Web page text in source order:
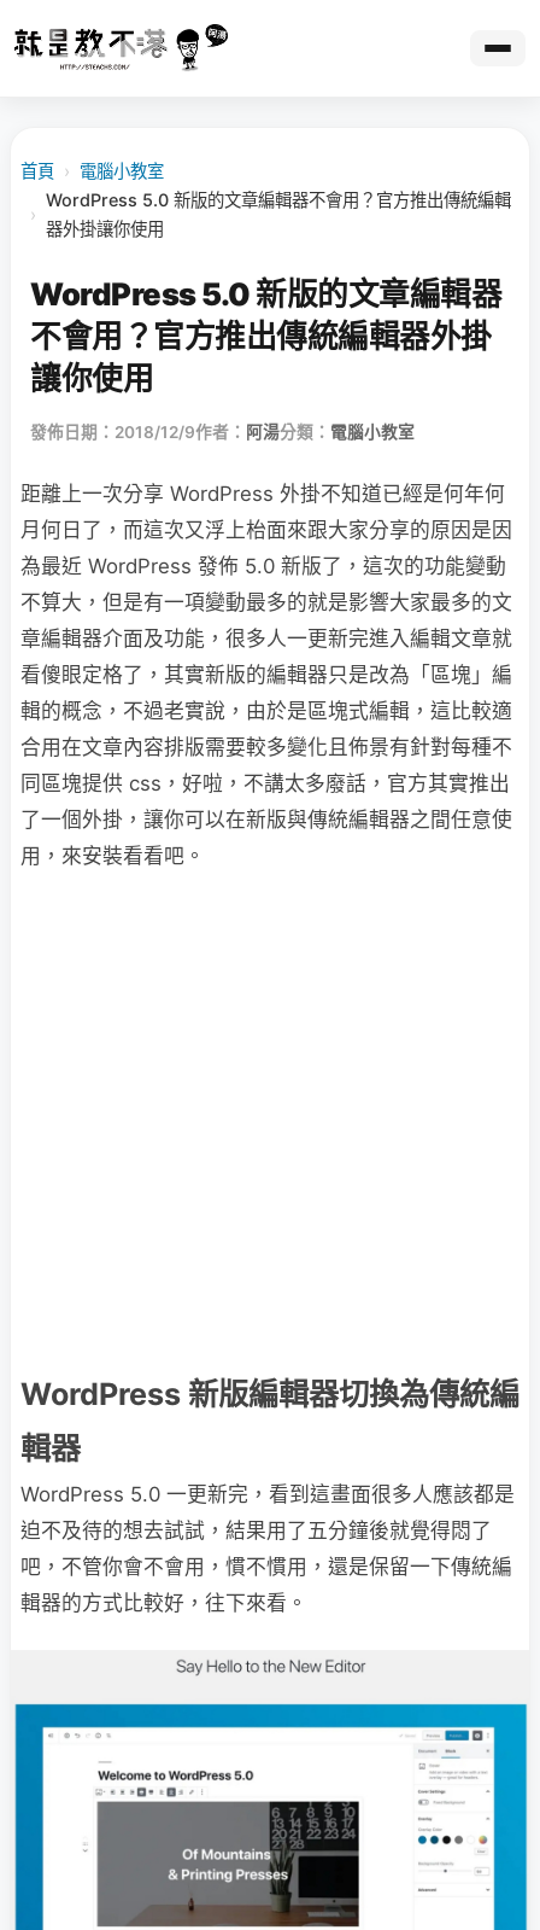
首頁 › 電腦小教室
›
WordPress 5.0 新版的文章編輯器不會用？官方推出傳統編輯
器外掛讓你使用
WordPress 5.0 新版的文章編輯器
不會用？官方推出傳統編輯器外掛
讓你使用
發佈日期：2018/12/9作者： 阿湯分類： 電腦小教室
距離上一次分享 WordPress 外掛不知道已經是何年何
月何日了，而這次又浮上枱面來跟大家分享的原因是因
為最近 WordPress 發佈 5.0 新版了，這次的功能變動
不算大，但是有一項變動最多的就是影響大家最多的文
章編輯器介面及功能，很多人一更新完進入編輯文章就
看傻眼定格了，其實新版的編輯器只是改為「區塊」編
輯的概念，不過老實說，由於是區塊式編輯，這比較適
合用在文章內容排版需要較多變化且佈景有針對每種不
同區塊提供 css，好啦，不講太多廢話，官方其實推出
了一個外掛，讓你可以在新版與傳統編輯器之間任意使
用，來安裝看看吧。
WordPress 新版編輯器切換為傳統編
輯器
WordPress 5.0 一更新完，看到這畫面很多人應該都是
迫不及待的想去試試，結果用了五分鐘後就覺得悶了
吧，不管你會不會用，慣不慣用，還是保留一下傳統編
輯器的方式比較好，往下來看。